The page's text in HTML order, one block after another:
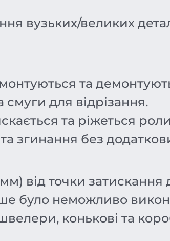
вузьких/великих
та
для відрізання.
та ріжеться
згинання без
від точки затискання
було неможливо
конькові та